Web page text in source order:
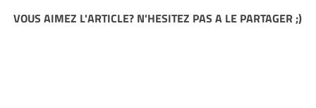
VOUS AIMEZ L'ARTICLE? N'HESITEZ PAS A LE PARTAGER ;)